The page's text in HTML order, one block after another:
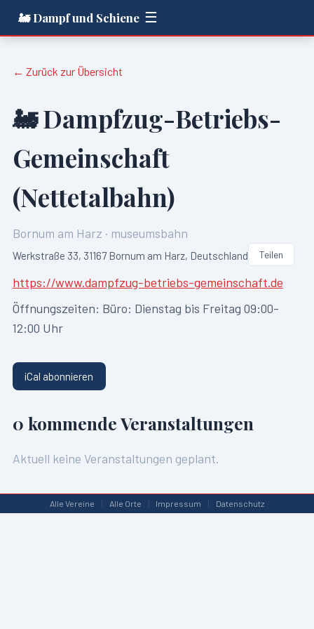
🚂 Dampf und Schiene ☰
← Zurück zur Übersicht
🚂 Dampfzug-Betriebs-
Gemeinschaft
(Nettetalbahn)
Bornum am Harz · museumsbahn
Werkstraße 33, 31167 Bornum am Harz, Deutschland Teilen
https://www.dampfzug-betriebs-gemeinschaft.de
Öffnungszeiten: Büro: Dienstag bis Freitag 09:00-
12:00 Uhr
iCal abonnieren
0 kommende Veranstaltungen
Aktuell keine Veranstaltungen geplant.
Alle Vereine | Alle Orte | Impressum | Datenschutz